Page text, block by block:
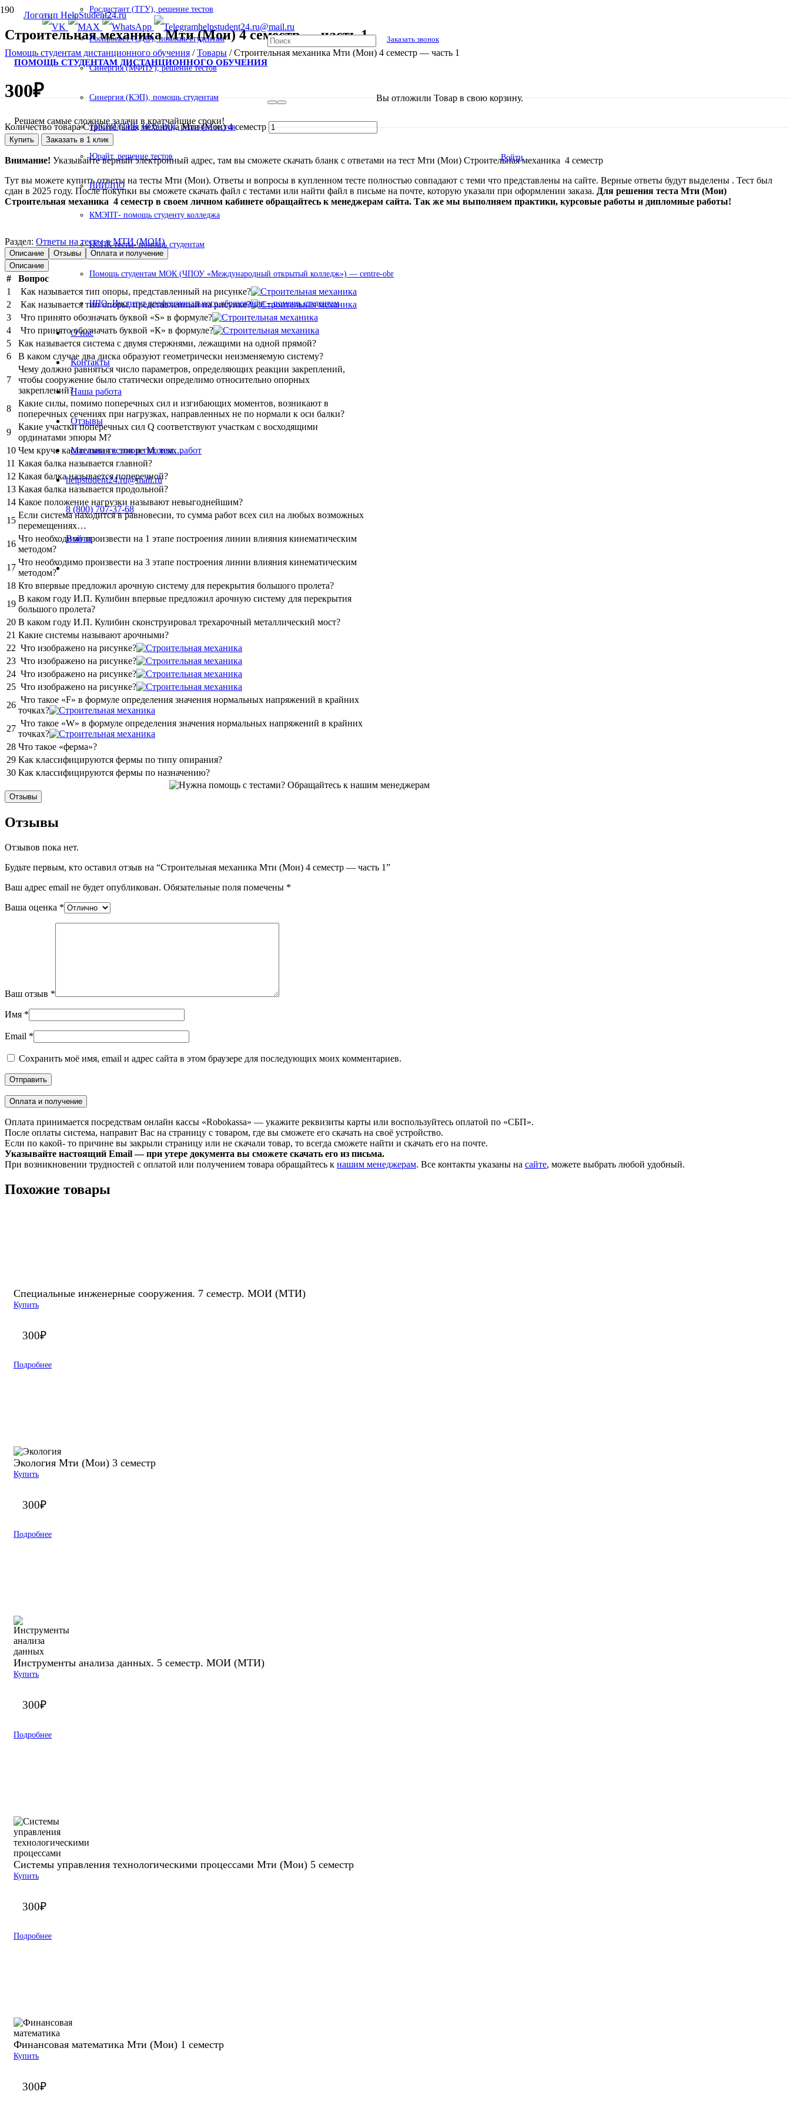
helpstudent24.ru@mail.ru
ПОМОЩЬ СТУДЕНТАМ ДИСТАНЦИОННОГО ОБУЧЕНИЯ
Решаем самые сложные задачи в кратчайшие сроки!
В списке найденных результатов используйте стрелки вверх и вниз для выбора
Заказать звонок
Вы отложили Товар в свою корзину.
Войти
Росдистант (ТГУ), решение тестов
Роспросвет (СДО), помощь студентам
Синергия (МФПУ), решение тестов
Синергия (КЭП), помощь студентам
ТИСБИ (ТИБ, НОУ ВО), решение тестов
Юрайт, решение тестов
НИИДПО
КМЭПТ- помощь студенту колледжа
НСПК тесты- помощь студентам
Помощь студентам МОК (ЧПОУ «Международный открытый колледж») — centre-obr
ИПО- Институт профессионального образования – помощь студентам
О нас
Контакты
Наша работа
Отзывы
Магазин тестов и готовых работ
helpstudent24.ru@mail.ru
8 (800) 707-37-68
Войти
Строительная механика Мти (Мои) 4 семестр — часть 1
Помощь студентам дистанционного обучения /Товары /Строительная механика Мти (Мои) 4 семестр — часть 1
300₽
Количество товара Строительная механика Мти (Мои) 4 семестр
Купить Заказать в 1 клик
Внимание! Указывайте верный электронный адрес, там вы сможете скачать бланк с ответами на тест Мти (Мои) Строительная механика 4 семестр
Тут вы можете купить ответы на тесты Мти (Мои). Ответы и вопросы в купленном тесте полностью совпадают с теми что представлены на сайте. Верные ответы будут выделены . Тест был
сдан в 2025 году. После покупки вы сможете скачать файл с тестами или найти файл в письме на почте, которую указали при оформлении заказа. Для решения теста Мти (Мои)
Строительная механика 4 семестр в своем личном кабинете обращайтесь к менеджерам сайта. Так же мы выполняем практики, курсовые работы и дипломные работы!
Раздел: Ответы на тесты в МТИ (МОИ)
Описание Отзывы
Оплата и получение
Описание
#
Вопрос
1
Как называется тип опоры, представленный на рисунке?
2
Как называется тип опоры, представленный на рисунке?
3
Что принято обозначать буквой «S» в формуле?
4
Что принято обозначать буквой «К» в формуле?
5
Как называется система с двумя стержнями, лежащими на одной прямой?
6
В каком случае два диска образуют геометрически неизменяемую систему?
7
Чему должно равняться число параметров, определяющих реакции закреплений,
чтобы сооружение было статически определимо относительно опорных
закреплений?
8
Какие силы, помимо поперечных сил и изгибающих моментов, возникают в
поперечных сечениях при нагрузках, направленных не по нормали к оси балки?
9
Какие участки поперечных сил Q соответствуют участкам с восходящими
ординатами эпюры М?
10 Чем круче касательная к эпюре М, тем…
11 Какая балка называется главной?
12 Какая балка называется поперечной?
13 Какая балка называется продольной?
14 Какое положение нагрузки называют невыгоднейшим?
15
Если система находится в равновесии, то сумма работ всех сил на любых возможных
перемещениях…
16
Что необходимо произвести на 1 этапе построения линии влияния кинематическим
методом?
17
Что необходимо произвести на 3 этапе построения линии влияния кинематическим
методом?
18 Кто впервые предложил арочную систему для перекрытия большого пролета?
19
В каком году И.П. Кулибин впервые предложил арочную систему для перекрытия
большого пролета?
20 В каком году И.П. Кулибин сконструировал трехарочный металлический мост?
21 Какие системы называют арочными?
22 Что изображено на рисунке?
23 Что изображено на рисунке?
24 Что изображено на рисунке?
25 Что изображено на рисунке?
26
Что такое «F» в формуле определения значения нормальных напряжений в крайних
точках?
27
Что такое «W» в формуле определения значения нормальных напряжений в крайних
точках?
28 Что такое «ферма»?
29 Как классифицируются фермы по типу опирания?
30 Как классифицируются фермы по назначению?
Отзывы
Отзывы
Отзывов пока нет.
Будьте первым, кто оставил отзыв на “Строительная механика Мти (Мои) 4 семестр — часть 1”
Ваш адрес email не будет опубликован. Обязательные поля помечены *
Ваша оценка *
Ваш отзыв *
Имя *
Email *
Сохранить моё имя, email и адрес сайта в этом браузере для последующих моих комментариев.
Оплата и получение
Оплата принимается посредствам онлайн кассы «Robokassa» — укажите реквизиты карты или воспользуйтесь оплатой по «СБП».
После оплаты система, направит Вас на страницу с товаром, где вы сможете его скачать на своё устройство.
Если по какой- то причине вы закрыли страницу или не скачали товар, то всегда сможете найти и скачать его на почте.
Указывайте настоящий Email — при утере документа вы сможете скачать его из письма.
При возникновении трудностей с оплатой или получением товара обращайтесь к нашим менеджерам. Все контакты указаны на сайте, можете выбрать любой удобный.
Похожие товары
Специальные инженерные сооружения. 7 семестр. МОИ (МТИ)
Купить
300₽
Подробнее
Экология Мти (Мои) 3 семестр
Купить
300₽
Подробнее
Инструменты анализа данных. 5 семестр. МОИ (МТИ)
Купить
300₽
Подробнее
Системы управления технологическими процессами Мти (Мои) 5 семестр
Купить
300₽
Подробнее
Финансовая математика Мти (Мои) 1 семестр
Купить
300₽